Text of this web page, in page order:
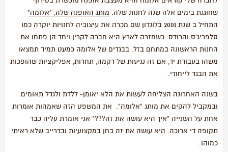
שחוגגת בימים אלה שנה לחנות שלה. מותג האופנה שלה, "אלומה"
התחיל ב שנת 2001 בלונדון שם מכרה את עיצוביה לחנויות יוקרה כמו
סלפריג'ס והרודס. כשחזרה לארץ היא חברה לקרין ויחד הן פתחו את
החנות הראשונה במתחם בזל. בבגדים של אלומה כמעט תמיד תמצאו
משהו בעבודת יד, אם זה נגיעות של רקמה, תחרות, אפליקציות שהופכות
את הבגד לייחודי.
בשנה האחרונה הצליחה לעשות את הלא יאומן- ללדת ולגדל תאומים
ובמקביל להקים את מותג "אלומה". את המשפט הזה שאמהות אומרות
אחת על השנייה "איך היא עושה את זה???" אני אומרת עליה כבר
תקופה די ארוכה. היא עושה את זה בחן במקצועיות ובדרייב שלא ראיתי
כמוהו.